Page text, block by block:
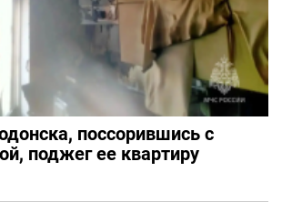
поссорившись с
поджег ее квартиру